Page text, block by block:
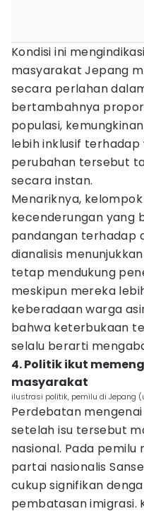
Kondisi ini
masyarakat Jepang
secara perlahan
bertambahnya
populasi,
lebih inklusif terhadap
perubahan tersebut
secara instan.
Menariknya,
kecenderungan yang
pandangan terhadap
dianalisis
tetap mendukung
meskipun mereka
keberadaan warga
bahwa keterbukaan
selalu berarti
4. Politik ikut
masyarakat
ilustrasi politik, pemilu di Jepang
Perdebatan
setelah isu tersebut
nasional. Pada pemilu
partai nasionalis
cukup signifikan
pembatasan imigrasi.